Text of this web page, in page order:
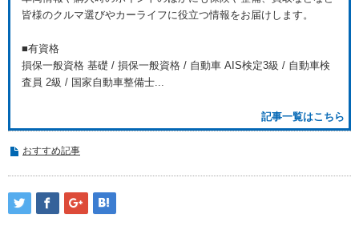
皆様のクルマ選びやカーライフに役立つ情報をお届けします。
■有資格
損保一般資格 基礎 / 損保一般資格 / 自動車 AIS検定3級 / 自動車検
査員 2級 / 国家自動車整備士...
記事一覧はこちら
おすすめ記事